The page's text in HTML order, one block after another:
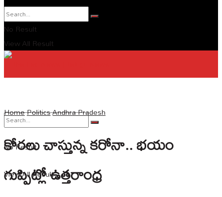
No Result
View All Result
No Result
View All Result
HomePoliticsAndhra Pradesh
కోరలు చాస్తున్న కరోనా.. భయం
గుప్పిట్లో ఉత్తరాంధ్ర